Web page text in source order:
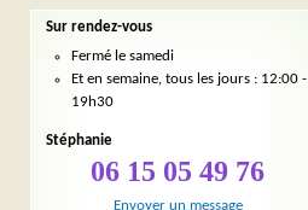
Sur rendez-vous
Fermé le samedi
Et en semaine, tous les jours : 12:00 -
19h30
Stéphanie
06 15 05 49 76
Envoyer un message